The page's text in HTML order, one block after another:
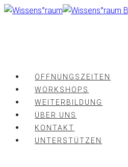
Zum
ÖFFNUNGSZEITEN
WORKSHOPS
WEITERBILDUNG
ÜBER UNS
KONTAKT
UNTERSTÜTZEN